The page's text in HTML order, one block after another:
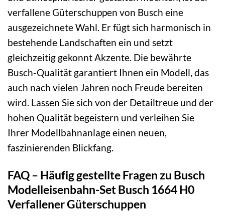
verfallene Güterschuppen von Busch eine
ausgezeichnete Wahl. Er fügt sich harmonisch in
bestehende Landschaften ein und setzt
gleichzeitig gekonnt Akzente. Die bewährte
Busch-Qualität garantiert Ihnen ein Modell, das
auch nach vielen Jahren noch Freude bereiten
wird. Lassen Sie sich von der Detailtreue und der
hohen Qualität begeistern und verleihen Sie
Ihrer Modellbahnanlage einen neuen,
faszinierenden Blickfang.
FAQ – Häufig gestellte Fragen zu Busch
Modelleisenbahn-Set Busch 1664 H0
Verfallener Güterschuppen